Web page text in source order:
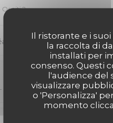
Il ristorante e i
la raccolta di
installati per
consenso. Questi
l'audience del
visualizzare
o 'Personalizza'
momento
Ospiti 2
et les menus sont bien
Ospiti 2